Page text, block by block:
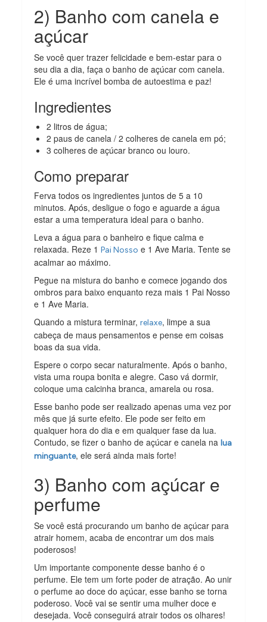
2) Banho com canela e
açúcar
Se você quer trazer felicidade e bem-estar para o
seu dia a dia, faça o banho de açúcar com canela.
Ele é uma incrível bomba de autoestima e paz!
Ingredientes
2 litros de água;
2 paus de canela / 2 colheres de canela em pó;
3 colheres de açúcar branco ou louro.
Como preparar
Ferva todos os ingredientes juntos de 5 a 10
minutos. Após, desligue o fogo e aguarde a água
estar a uma temperatura ideal para o banho.
Leva a água para o banheiro e fique calma e
relaxada. Reze 1Pai Nosso e 1 Ave Maria. Tente se
acalmar ao máximo.
Pegue na mistura do banho e comece jogando dos
ombros para baixo enquanto reza mais 1 Pai Nosso
e 1 Ave Maria.
Quando a mistura terminar,relaxe, limpe a sua
cabeça de maus pensamentos e pense em coisas
boas da sua vida.
Espere o corpo secar naturalmente. Após o banho,
vista uma roupa bonita e alegre. Caso vá dormir,
coloque uma calcinha branca, amarela ou rosa.
Esse banho pode ser realizado apenas uma vez por
mês que já surte efeito. Ele pode ser feito em
qualquer hora do dia e em qualquer fase da lua.
Contudo, se fizer o banho de açúcar e canela nalua
minguante, ele será ainda mais forte!
3) Banho com açúcar e
perfume
Se você está procurando um banho de açúcar para
atrair homem, acaba de encontrar um dos mais
poderosos!
Um importante componente desse banho é o
perfume. Ele tem um forte poder de atração. Ao unir
o perfume ao doce do açúcar, esse banho se torna
poderoso. Você vai se sentir uma mulher doce e
desejada. Você conseguirá atrair todos os olhares!